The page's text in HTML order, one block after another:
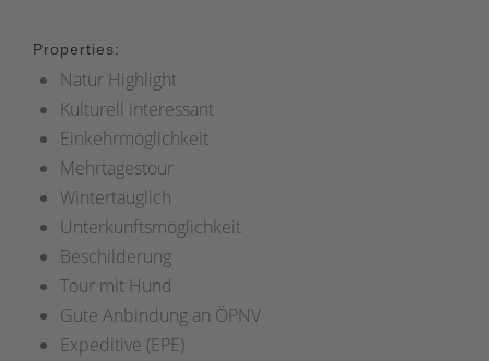
Properties:
Natur Highlight
Kulturell interessant
Einkehrmöglichkeit
Mehrtagestour
Wintertauglich
Unterkunftsmöglichkeit
Beschilderung
Tour mit Hund
Gute Anbindung an ÖPNV
Expeditive (EPE)